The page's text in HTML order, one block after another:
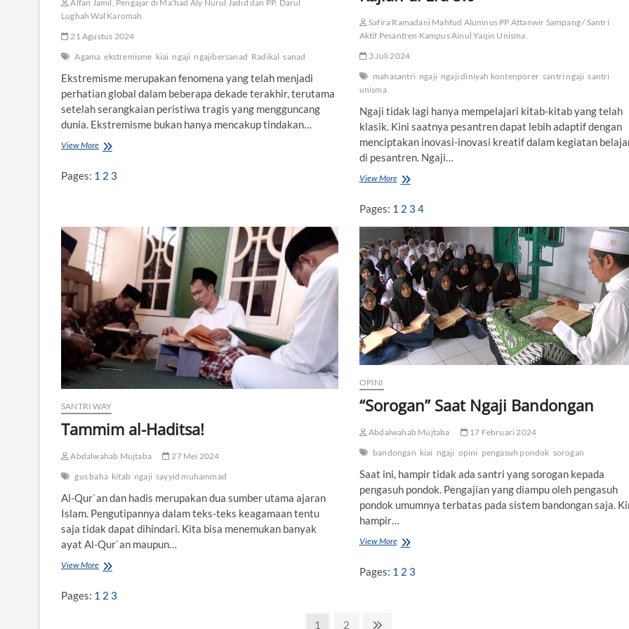
n
g
i
t
u
t
a
a
n
Alfan Jamil, Pengajar di Ma'had Aly Nurul Jadid dan PP. Darul
Lughah Wal Karomah
21 Agustus 2024
Agama ekstremisme kiai ngaji ngajibersanad Radikal sanad
Ekstremisme merupakan fenomena yang telah menjadi
perhatian global dalam beberapa dekade terakhir, terutama
setelah serangkaian peristiwa tragis yang mengguncang
dunia. Ekstremisme bukan hanya mencakup tindakan…
View More
t
i
s
m
e
:
B
a
h
a
a
N
g
j
T
d
a
B
e
r
a
a
Pages: 1 2 3
Safira Ramadani Mahfud Alumnus PP Attanwir Sampang / Santri
Aktif Pesantren Kampus Ainul Yaqin Unisma.
3 Juli 2024
mahasantri ngaji ngaji diniyah kontenporer santri ngaji santri
unisma
Ngaji tidak lagi hanya mempelajari kitab-kitab yang telah
klasik. Kini saatnya pesantren dapat lebih adaptif dengan
menciptakan inovasi-inovasi kreatif dalam kegiatan
di pesantren. Ngaji…
View MoreN
j
i
D
i
n
i
y
a
h
K
o
n
t
p
o
r
r
,
M
e
t
e
Pages: 1 2 3 4
SANTRI WAY
Tammim al-Haditsa!
Abdalwahab Mujtaba
27 Mei 2024
gus baha kitab ngaji sayyid muhammad
Al-Qur`an dan hadis merupakan dua sumber utama ajaran
Islam. Pengutipannya dalam teks-teks keagamaan tentu
saja tidak dapat dihindari. Kita bisa menemukan banyak
ayat Al-Qur`an maupun…
View More
m
m
Pages: 1 2 3
OPINI
“Sorogan” Saat Ngaji Bandongan
Abdalwahab Mujtaba
17 Februari 2024
bandongan kiai ngaji opini pengasuh pondok sorogan
Saat ini, hampir tidak ada santri yang sorogan kepada
pengasuh pondok. Pengajian yang diampu oleh pengasuh
pondok umumnya terbatas pada sistem bandongan saja.
hampir…
View More“
r
Pages: 1 2 3
P1 P
2